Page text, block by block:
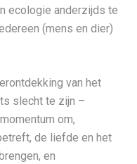
ecologie anderzijds te
(mens en dier)
van het
slecht te zijn –
om,
de liefde en het
en